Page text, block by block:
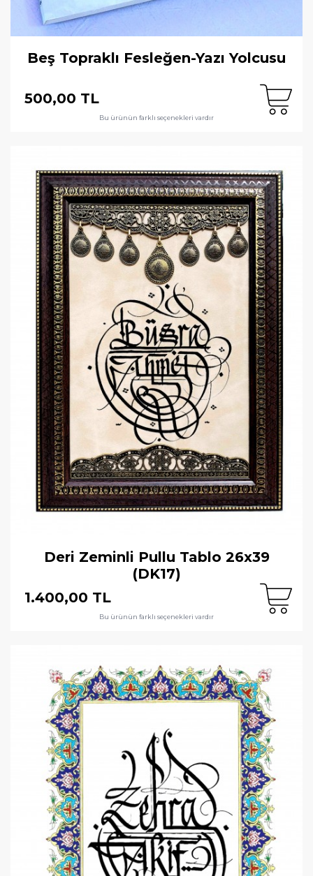
Beş Topraklı Fesleğen-Yazı Yolcusu
500,00 TL
Bu ürünün farklı seçenekleri vardır
Deri Zeminli Pullu Tablo 26x39
(DK17)
1.400,00 TL
Bu ürünün farklı seçenekleri vardır